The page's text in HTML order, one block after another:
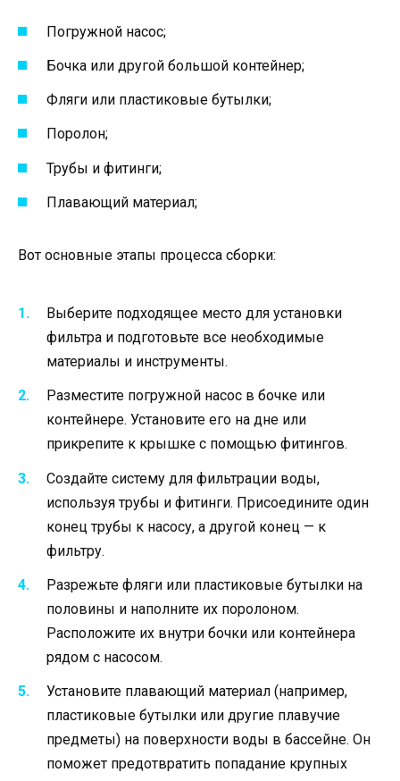
Погружной насос;
Бочка или другой большой контейнер;
Фляги или пластиковые бутылки;
Поролон;
Трубы и фитинги;
Плавающий материал;
Вот основные этапы процесса сборки:
Выберите подходящее место для установки
фильтра и подготовьте все необходимые
материалы и инструменты.
Разместите погружной насос в бочке или
контейнере. Установите его на дне или
прикрепите к крышке с помощью фитингов.
Создайте систему для фильтрации воды,
используя трубы и фитинги. Присоедините один
конец трубы к насосу, а другой конец — к
фильтру.
Разрежьте фляги или пластиковые бутылки на
половины и наполните их поролоном.
Расположите их внутри бочки или контейнера
рядом с насосом.
Установите плавающий материал (например,
пластиковые бутылки или другие плавучие
предметы) на поверхности воды в бассейне. Он
поможет предотвратить попадание крупных